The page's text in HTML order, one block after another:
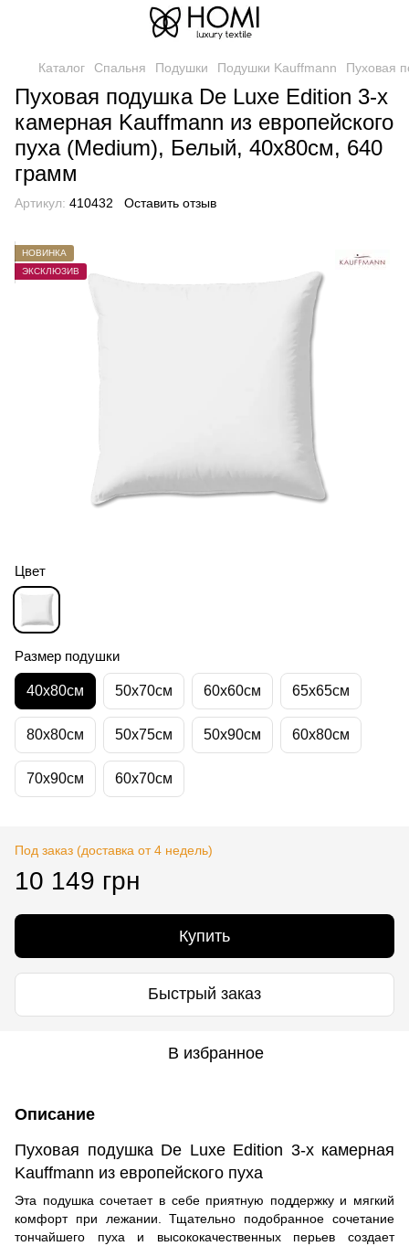
Каталог Спальня Подушки Подушки Kauffmann Пуховая
Пуховая подушка De Luxe Edition 3-х
камерная Kauffmann из европейского
пуха (Medium), Белый, 40х80см, 640
грамм
Артикул: 410432 Оставить отзыв
НОВИНКА
ЭКСКЛЮЗИВ
Цвет
Размер подушки
40х80см 50х70см 60х60см 65х65см
80х80см 50х75см 50х90см 60х80см
70х90см 60х70см
Под заказ (доставка от 4 недель)
10 149 грн
Купить
Быстрый заказ
В избранное
Описание
Пуховая подушка De Luxe Edition 3-х камерная
Kauffmann из европейского пуха
Эта подушка сочетает в себе приятную поддержку и мягкий
комфорт при лежании. Тщательно подобранное сочетание
тончайшего пуха и высококачественных перьев создает